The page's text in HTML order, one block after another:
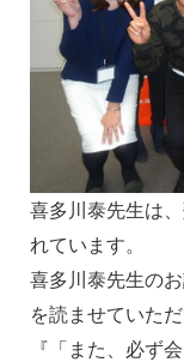
喜多川泰先生は
れています。
喜多川泰先生の
を読ませていた
『「また、必ず